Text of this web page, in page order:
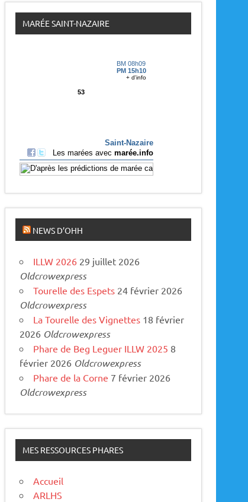
c
l
e
s
MARÉE SAINT-NAZAIRE
NEWS D’OHH
ILLW 2026 29 juillet 2026
Oldcrowexpress
Tourelle des Espets 24 février 2026
Oldcrowexpress
La Tourelle des Vignettes 18 février
2026 Oldcrowexpress
Phare de Beg Leguer ILLW 2025 8
février 2026 Oldcrowexpress
Phare de la Corne 7 février 2026
Oldcrowexpress
MES RESSOURCES PHARES
Accueil
ARLHS